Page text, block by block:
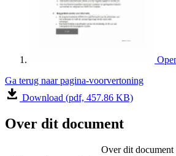
Ga terug naar pagina-voorvertoning
Download (pdf, 457.86 KB)
Over dit document
Over dit document